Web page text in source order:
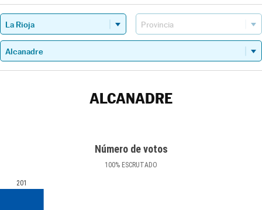
ALCANADRE
Número de votos
100% ESCRUTADO
201